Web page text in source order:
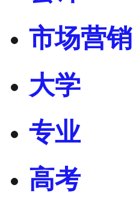
市场营销
大学
专业
高考